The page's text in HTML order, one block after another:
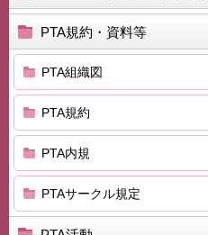
PTA規約・資料等
PTA組織図
PTA規約
PTA内規
PTAサークル規定